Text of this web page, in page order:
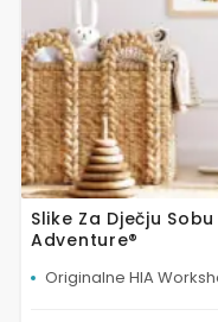
Slike Za Dječju
Adventure®
Originalne HIA